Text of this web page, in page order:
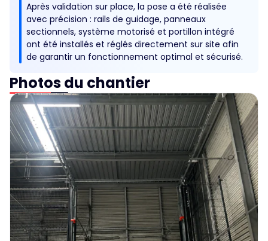
Après validation sur place, la pose a été réalisée
avec précision : rails de guidage, panneaux
sectionnels, système motorisé et portillon intégré
ont été installés et réglés directement sur site afin
de garantir un fonctionnement optimal et sécurisé.
Photos du chantier